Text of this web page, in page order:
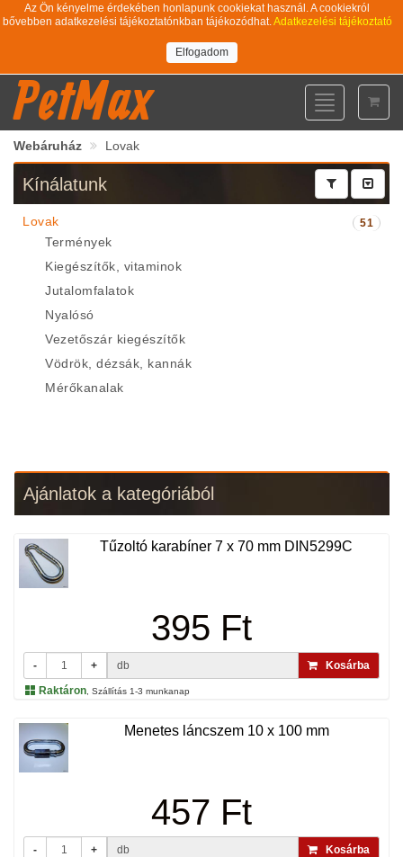
Az Ön kényelme érdekében honlapunk cookiekat használ. A cookiekról
bővebben adatkezelési tájékoztatónkban tájékozódhat.Adatkezelési tájékoztató
Elfogadom
PetMax
Toggle
navigation
Webáruház
Lovak
Kínálatunk
51
Lovak
Termények
Kiegészítők, vitaminok
Jutalomfalatok
Nyalósó
Vezetőszár kiegészítők
Vödrök, dézsák, kannák
Mérőkanalak
Ajánlatok a kategóriából
Tűzoltó karabíner 7 x 70 mm DIN5299C
395 Ft
- + db
Kosárba
Raktáron , Szállítás 1-3 munkanap
Menetes láncszem 10 x 100 mm
457 Ft
- + db
Kosárba